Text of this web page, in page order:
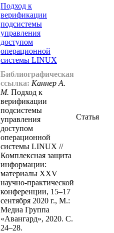
Подход к
верификации
подсистемы
управления
доступом
операционной
системы LINUX
Библиографическая
ссылка: Каннер А.
М. Подход к
верификации
подсистемы
управления
доступом
операционной
системы LINUX //
Комплексная защита
информации:
материалы XXV
научно-практической
конференции, 15–17
сентября 2020 г., М.:
Медиа Группа
«Авангард», 2020. С.
24–28.
Статья